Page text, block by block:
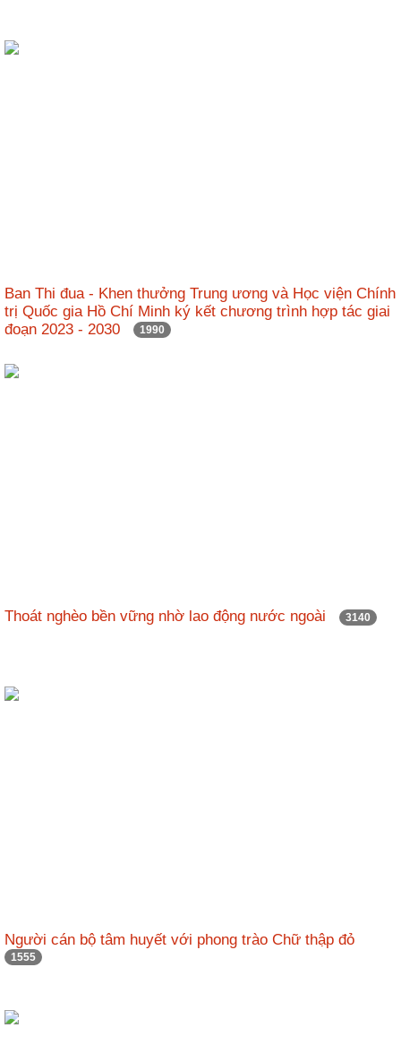
Ban Thi đua - Khen thưởng Trung ương và Học viện Chính
trị Quốc gia Hồ Chí Minh ký kết chương trình hợp tác giai
đoạn 2023 - 2030
1990
Thoát nghèo bền vững nhờ lao động nước ngoài 3140
Người cán bộ tâm huyết với phong trào Chữ thập đỏ
1555